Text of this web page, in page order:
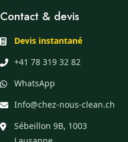
Contact & devis
Devis instantané
+41 78 319 32 82
WhatsApp
Info@chez-nous-clean.ch
Sébeillon 9B, 1003